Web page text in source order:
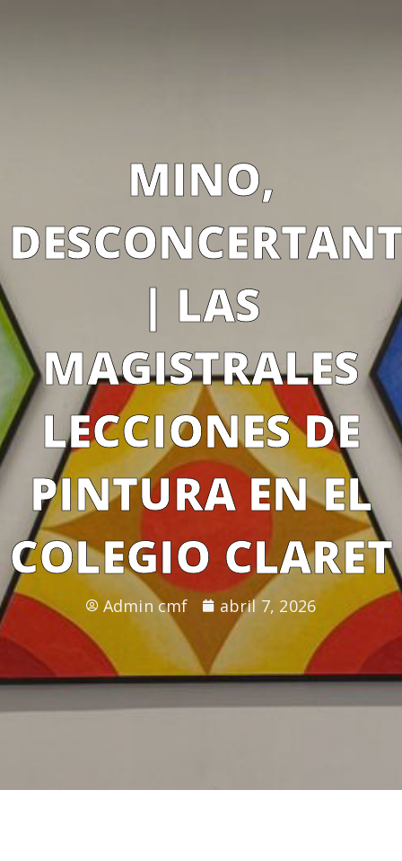
MINO,
| LAS
MAGISTRALES
LECCIONES DE
PINTURA EN EL
COLEGIO CLARET
Admin cmf abril 7, 2026